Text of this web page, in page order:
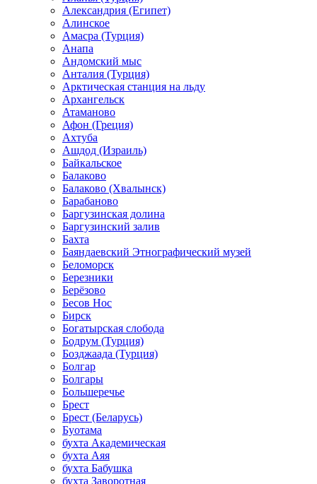
Александрия (Египет)
Алинское
Амасра (Турция)
Анапа
Андомский мыс
Анталия (Турция)
Арктическая станция на льду
Архангельск
Атаманово
Афон (Греция)
Ахтуба
Ашдод (Израиль)
Байкальское
Балаково
Балаково (Хвалынск)
Барабаново
Баргузинская долина
Баргузинский залив
Бахта
Баяндаевский Этнографический музей
Беломорск
Березники
Берёзово
Бесов Нос
Бирск
Богатырская слобода
Бодрум (Турция)
Бозджаада (Турция)
Болгар
Болгары
Большеречье
Брест
Брест (Беларусь)
Буотама
бухта Академическая
бухта Аяя
бухта Бабушка
бухта Заворотная